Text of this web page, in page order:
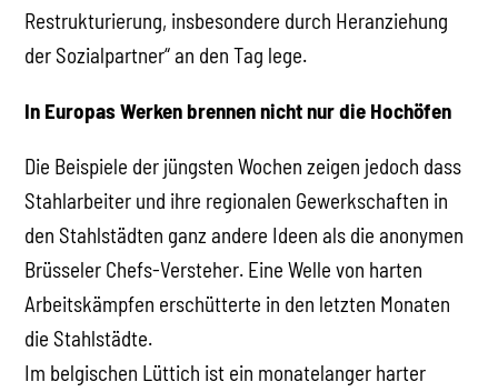
Restrukturierung, insbesondere durch Heranziehung
der Sozialpartner“ an den Tag lege.
In Europas Werken brennen nicht nur die Hochöfen
Die Beispiele der jüngsten Wochen zeigen jedoch dass
Stahlarbeiter und ihre regionalen Gewerkschaften in
den Stahlstädten ganz andere Ideen als die anonymen
Brüsseler Chefs-Versteher. Eine Welle von harten
Arbeitskämpfen erschütterte in den letzten Monaten
die Stahlstädte.
Im belgischen Lüttich ist ein monatelanger harter